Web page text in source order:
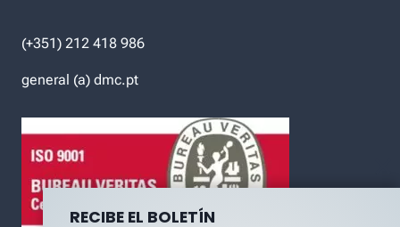
(+351) 212 418 986
general (a) dmc.pt
RECIBE EL BOLETÍN